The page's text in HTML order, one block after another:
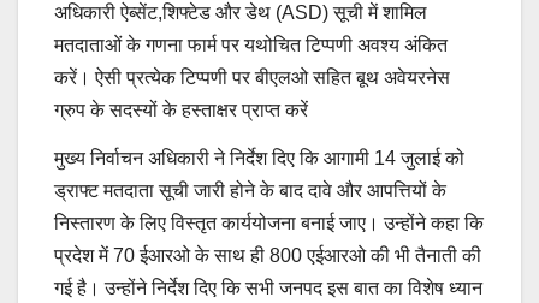
अधिकारी ऐब्सेंट,शिफ्टेड और डेथ (ASD) सूची में शामिल
मतदाताओं के गणना फार्म पर यथोचित टिप्पणी अवश्य अंकित
करें। ऐसी प्रत्येक टिप्पणी पर बीएलओ सहित बूथ अवेयरनेस
ग्रुप के सदस्यों के हस्ताक्षर प्राप्त करें
मुख्य निर्वाचन अधिकारी ने निर्देश दिए कि आगामी 14 जुलाई को
ड्राफ्ट मतदाता सूची जारी होने के बाद दावे और आपत्तियों के
निस्तारण के लिए विस्तृत कार्ययोजना बनाई जाए। उन्होंने कहा कि
प्रदेश में 70 ईआरओ के साथ ही 800 एईआरओ की भी तैनाती की
गई है। उन्होंने निर्देश दिए कि सभी जनपद इस बात का विशेष ध्यान